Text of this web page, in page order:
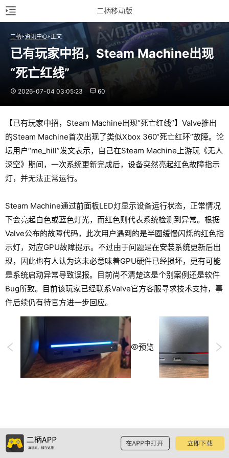
二柄移动版
二柄 资讯中心 正文
已有玩家中招，Steam Machine出现
“死亡红线”
2026-07-04 03:05:23 60
【已有玩家中招，Steam Machine出现“死亡红线”】Valve推出
的Steam Machine首次出现了类似Xbox 360“死亡红环”故障。论
坛用户“me_hill”发文表示，自己在Steam Machine上游玩《无人
深空》期间，一次系统更新完成后，设备突然亮起红色故障指示
灯，并无法正常运行。
Steam Machine通过前面板LED灯显示设备运行状态，正常情况
下会亮起白色或蓝色灯光，而红色则代表系统检测到异常。根据
Valve公布的故障代码，此次用户遇到的是半圈缓慢闪烁的红色指
示灯，对应GPU故障提示。不过由于问题是在安装系统更新后出
现，因此也有人认为这未必意味着GPU硬件已经损坏，更有可能
是系统启动异常导致误报。目前尚不清楚这是个别案例还是软件
Bug所致。目前该玩家已经联系Valve官方客服寻求技术支持，事
件后续仍有待官方进一步回应。
预览